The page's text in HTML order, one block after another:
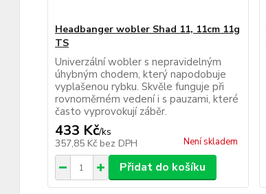
Headbanger wobler Shad 11, 11cm 11g
TS
Univerzální wobler s nepravidelným
úhybným chodem, který napodobuje
vyplašenou rybku. Skvěle funguje při
rovnoměrném vedení i s pauzami, které
často vyprovokují záběr.
433 Kč/ks
357,85 Kč bez DPH Není skladem
Přidat do košíku